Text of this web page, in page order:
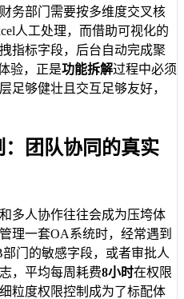
务部门需要按多维度交叉核
人工处理，而借助可视化的
指标字段，后台自动完成聚
验，正是功能拆解过程中必须
足够健壮且交互足够友好，
：团队协同的真实
多人协作往往会成为压垮体
理一套OA系统时，经常遇到
门的敏感字段，或者审批人
，平均每周耗费8小时在权限
粒度权限控制成为了标配体